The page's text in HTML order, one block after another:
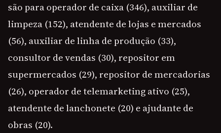
são para operador de caixa (346), auxiliar de
limpeza (152), atendente de lojas e mercados
(56), auxiliar de linha de produção (33),
consultor de vendas (30), repositor em
supermercados (29), repositor de mercadorias
(26), operador de telemarketing ativo (25),
atendente de lanchonete (20) e ajudante de
obras (20).